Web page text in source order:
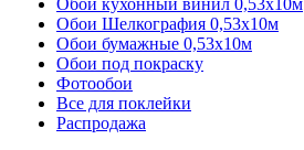
Обои кухонный винил 0,53х10м
Обои Шелкография 0,53x10м
Обои бумажные 0,53х10м
Обои под покраску
Фотообои
Все для поклейки
Распродажа